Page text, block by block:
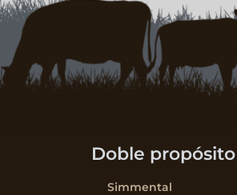
Doble propósito
Simmental